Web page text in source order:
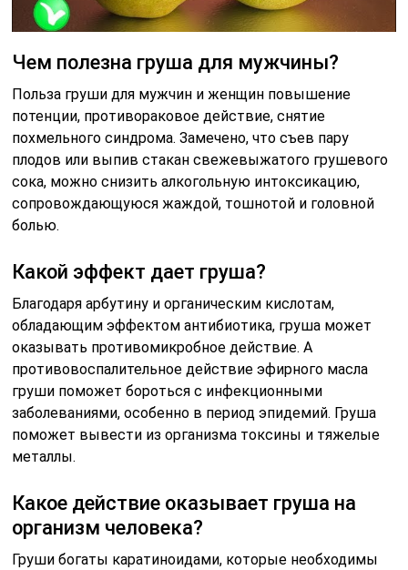
Чем полезна груша для мужчины?
Польза груши для мужчин и женщин повышение
потенции, противораковое действие, снятие
похмельного синдрома. Замечено, что съев пару
плодов или выпив стакан свежевыжатого грушевого
сока, можно снизить алкогольную интоксикацию,
сопровождающуюся жаждой, тошнотой и головной
болью.
Какой эффект дает груша?
Благодаря арбутину и органическим кислотам,
обладающим эффектом антибиотика, груша может
оказывать противомикробное действие. А
противовоспалительное действие эфирного масла
груши поможет бороться с инфекционными
заболеваниями, особенно в период эпидемий. Груша
поможет вывести из организма токсины и тяжелые
металлы.
Какое действие оказывает груша на
организм человека?
Груши богаты каратиноидами, которые необходимы